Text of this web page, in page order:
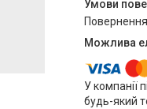
У компанії
будь-який